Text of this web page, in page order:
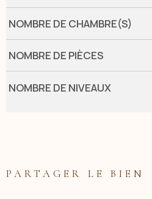
NOMBRE DE CHAMBRE(S)
NOMBRE DE PIÈCES
NOMBRE DE NIVEAUX
PARTAGER LE BIEN